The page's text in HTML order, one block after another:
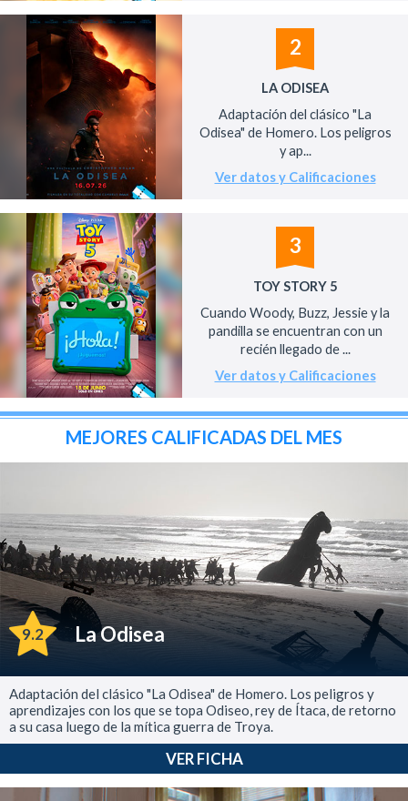
2
LA ODISEA
Adaptación del clásico "La
Odisea" de Homero. Los peligros
y ap...
Ver datos y Calificaciones
3
TOY STORY 5
Cuando Woody, Buzz, Jessie y la
pandilla se encuentran con un
recién llegado de ...
Ver datos y Calificaciones
MEJORES CALIFICADAS DEL MES
9.2 La Odisea
Adaptación del clásico "La Odisea" de Homero. Los peligros y
aprendizajes con los que se topa Odiseo, rey de Ítaca, de retorno
a su casa luego de la mítica guerra de Troya.
VER FICHA